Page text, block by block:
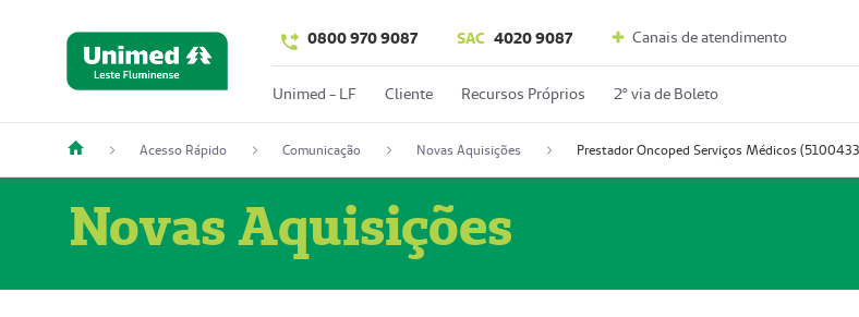
0800 970 9087 SAC 4020 9087 Canais de atendimento
Unimed - LF Cliente Recursos Próprios 2º via de Boleto
Acesso Rápido Comunicação Novas Aquisições
Novas Aquisições